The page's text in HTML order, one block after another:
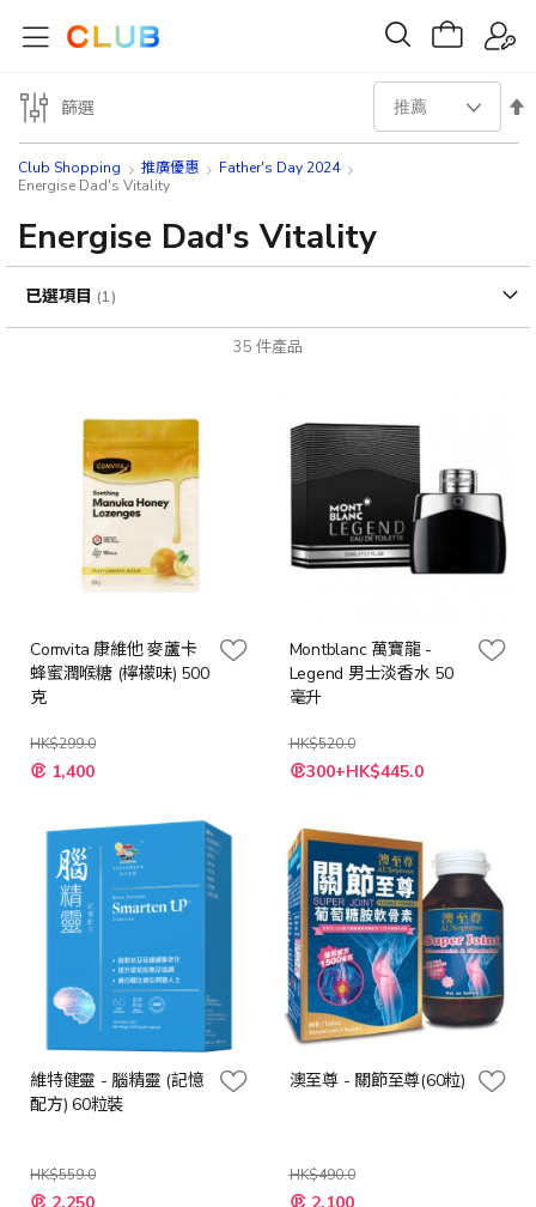
Club Shopping 推廣優惠
Father's Day 2024
Energise Dad's Vitality
Energise Dad's Vitality
35 件產品
設
方
Comvita 康維他 麥蘆卡
蜂蜜潤喉糖 (檸檬味) 500
克
HK$299.0
特
殊 1,400
Montblanc 萬寶龍 -
Legend 男士淡香水 50
毫升
HK$520.0
特
殊 300+HK$445.0
維特健靈 - 腦精靈 (記憶
配方) 60粒裝
HK$559.0
特
澳至尊 - 關節至尊(60粒)
HK$490.0
特
篩選
已選項目